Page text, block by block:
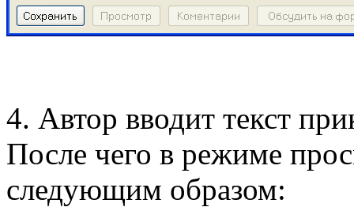
4. Автор вводит текст
После чего в режиме
следующим образом: